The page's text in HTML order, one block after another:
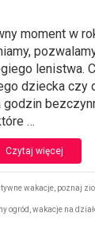
moment w
lenistwa.
dziecka czy
godzin
…
Czytaj więcej
wakacje poznaj
ogród wakacje na